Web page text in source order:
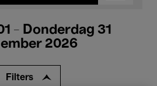
- Donderdag 31
2026
Filters